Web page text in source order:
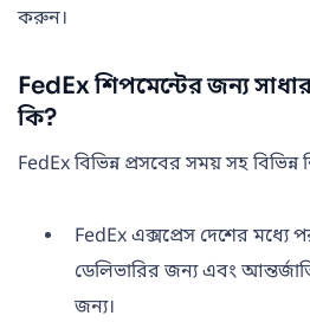
করুন।
FedEx শিপমেন্টের জন্য
কি?
FedEx বিভিন্ন প্রসবের সময় সহ
FedEx এক্সপ্রেস দেশের মধ্যে
ডেলিভারির জন্য এবং
জন্য।